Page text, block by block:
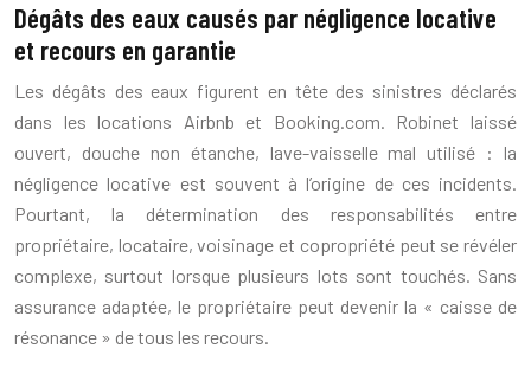
Dégâts des eaux causés par négligence locative
et recours en garantie
Les dégâts des eaux figurent en tête des sinistres déclarés
dans les locations Airbnb et Booking.com. Robinet laissé
ouvert, douche non étanche, lave-vaisselle mal utilisé : la
négligence locative est souvent à l’origine de ces incidents.
Pourtant, la détermination des responsabilités entre
propriétaire, locataire, voisinage et copropriété peut se révéler
complexe, surtout lorsque plusieurs lots sont touchés. Sans
assurance adaptée, le propriétaire peut devenir la « caisse de
résonance » de tous les recours.